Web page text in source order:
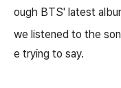
ough BTS' latest
we listened to the
e trying to say.